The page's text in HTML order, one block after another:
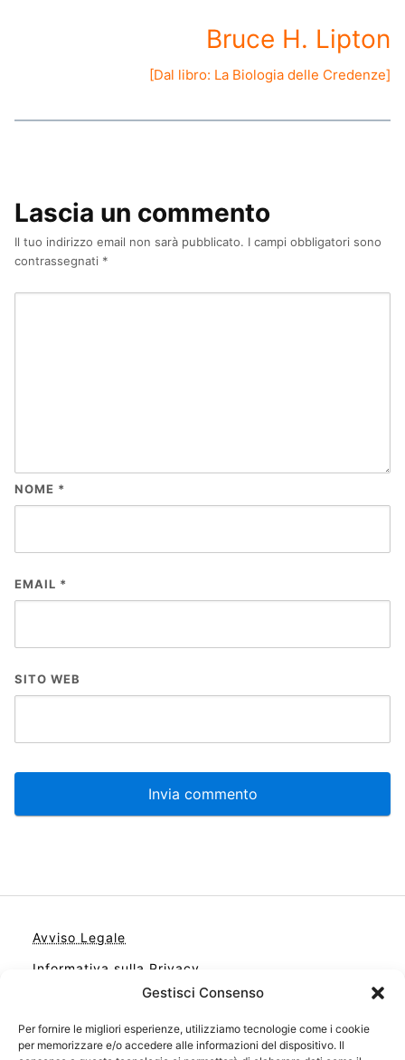
Gestisci Consenso
Per fornire le migliori esperienze, utilizziamo tecnologie come i cookie
per memorizzare e/o accedere alle informazioni del dispositivo. Il
Bruce H. Lipton
[Dal libro: La Biologia delle Credenze]
Lascia un commento
Il tuo indirizzo email non sarà pubblicato. I campi obbligatori sono
contrassegnati *
NOME *
EMAIL *
SITO WEB
Avviso Legale
Informativa sulla Privacy
Contatto